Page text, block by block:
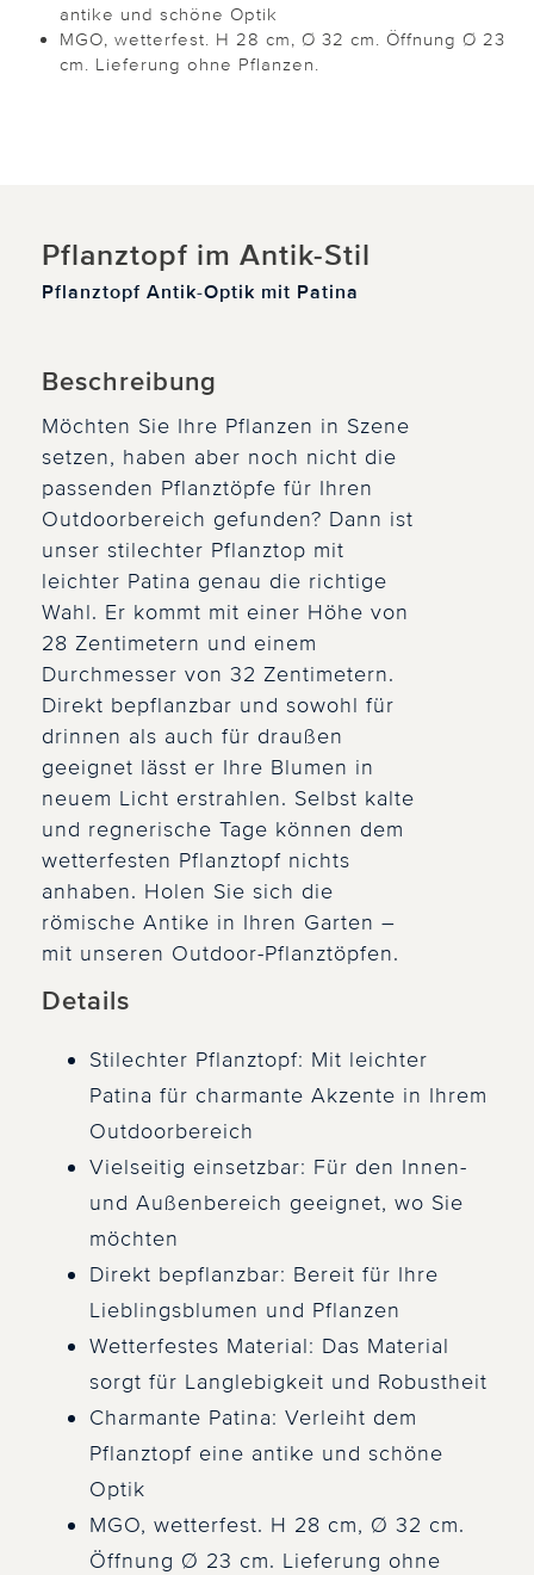
antike und schöne Optik
MGO, wetterfest. H 28 cm, Ø 32 cm. Öffnung Ø 23
cm. Lieferung ohne Pflanzen.
Pflanztopf im Antik-Stil
Pflanztopf Antik-Optik mit Patina
Beschreibung
Möchten Sie Ihre Pflanzen in Szene
setzen, haben aber noch nicht die
passenden Pflanztöpfe für Ihren
Outdoorbereich gefunden? Dann ist
unser stilechter Pflanztop mit
leichter Patina genau die richtige
Wahl. Er kommt mit einer Höhe von
28 Zentimetern und einem
Durchmesser von 32 Zentimetern.
Direkt bepflanzbar und sowohl für
drinnen als auch für draußen
geeignet lässt er Ihre Blumen in
neuem Licht erstrahlen. Selbst kalte
und regnerische Tage können dem
wetterfesten Pflanztopf nichts
anhaben. Holen Sie sich die
römische Antike in Ihren Garten –
mit unseren Outdoor-Pflanztöpfen.
Details
Stilechter Pflanztopf: Mit leichter
Patina für charmante Akzente in Ihrem
Outdoorbereich
Vielseitig einsetzbar: Für den Innen-
und Außenbereich geeignet, wo Sie
möchten
Direkt bepflanzbar: Bereit für Ihre
Lieblingsblumen und Pflanzen
Wetterfestes Material: Das Material
sorgt für Langlebigkeit und Robustheit
Charmante Patina: Verleiht dem
Pflanztopf eine antike und schöne
Optik
MGO, wetterfest. H 28 cm, Ø 32 cm.
Öffnung Ø 23 cm. Lieferung ohne